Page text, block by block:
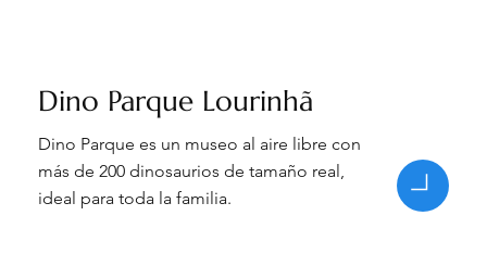
Dino Parque Lourinhã
Dino Parque es un museo al aire libre con
más de 200 dinosaurios de tamaño real,
ideal para toda la familia.